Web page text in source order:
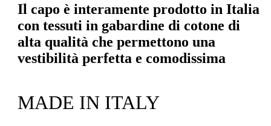
Il capo è interamente prodotto in Italia
con tessuti in gabardine di cotone di
alta qualità che permettono una
vestibilità perfetta e comodissima
MADE IN ITALY